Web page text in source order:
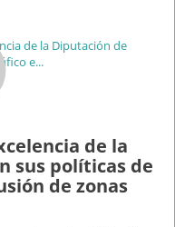
de la
sus políticas de
de zonas